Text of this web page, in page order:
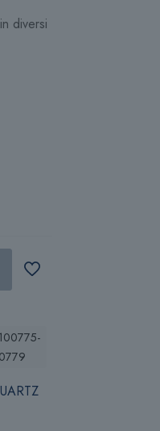
diversi